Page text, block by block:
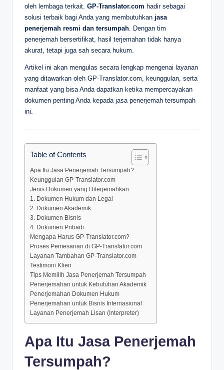
oleh lembaga terkait. GP-Translator.com hadir sebagai
solusi terbaik bagi Anda yang membutuhkan jasa
penerjemah resmi dan tersumpah . Dengan tim
penerjemah bersertifikat, hasil terjemahan tidak hanya
akurat, tetapi juga sah secara hukum.
Artikel ini akan mengulas secara lengkap mengenai layanan
yang ditawarkan oleh GP-Translator.com, keunggulan, serta
manfaat yang bisa Anda dapatkan ketika mempercayakan
dokumen penting Anda kepada jasa penerjemah tersumpah
ini.
Table of Contents
Apa Itu Jasa Penerjemah Tersumpah?
Keunggulan GP-Translator.com
Jenis Dokumen yang Diterjemahkan
1. Dokumen Hukum dan Legal
2. Dokumen Akademik
3. Dokumen Bisnis
4. Dokumen Pribadi
Mengapa Harus GP-Translator.com?
Proses Pemesanan di GP-Translator.com
Layanan Tambahan GP-Translator.com
Testimoni Klien
Tips Memilih Jasa Penerjemah Tersumpah
Penerjemahan untuk Kebutuhan Akademik
Penerjemahan Dokumen Hukum
Penerjemahan untuk Bisnis Internasional
Layanan Penerjemah Lisan (Interpreter)
Apa Itu Jasa Penerjemah
Tersumpah?